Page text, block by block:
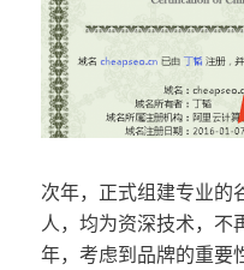
次年，正式组建专业的
人，均为资深技术，不
年，考虑到品牌的重要